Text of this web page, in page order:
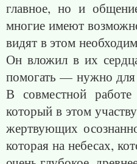
главное, но и
многие имеют
видят в этом
Он вложил в их
помогать — нужно для
В совместной
который в этом
жертвующих
которая на небесах,